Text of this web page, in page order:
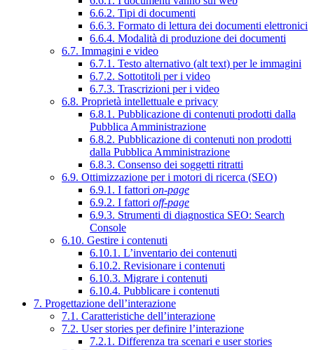
6.6.2. Tipi di documenti
6.6.3. Formato di lettura dei documenti elettronici
6.6.4. Modalità di produzione dei documenti
6.7. Immagini e video
6.7.1. Testo alternativo (alt text) per le immagini
6.7.2. Sottotitoli per i video
6.7.3. Trascrizioni per i video
6.8. Proprietà intellettuale e privacy
6.8.1. Pubblicazione di contenuti prodotti dalla
Pubblica Amministrazione
6.8.2. Pubblicazione di contenuti non prodotti
dalla Pubblica Amministrazione
6.8.3. Consenso dei soggetti ritratti
6.9. Ottimizzazione per i motori di ricerca (SEO)
6.9.1. I fattori on-page
6.9.2. I fattori off-page
6.9.3. Strumenti di diagnostica SEO: Search
Console
6.10. Gestire i contenuti
6.10.1. L’inventario dei contenuti
6.10.2. Revisionare i contenuti
6.10.3. Migrare i contenuti
6.10.4. Pubblicare i contenuti
7. Progettazione dell’interazione
7.1. Caratteristiche dell’interazione
7.2. User stories per definire l’interazione
7.2.1. Differenza tra scenari e user stories